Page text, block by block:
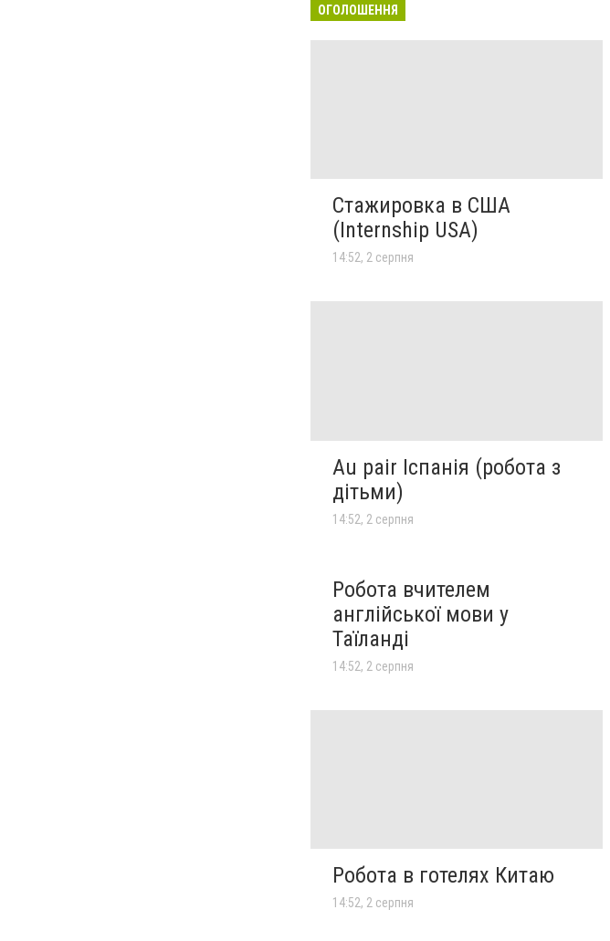
ОГОЛОШЕННЯ
Стажировка в США
(Internship USA)
14:52, 2 серпня
Au pair Іспанія (робота з
дітьми)
14:52, 2 серпня
Робота вчителем
англійської мови у
Таїланді
14:52, 2 серпня
Робота в готелях Китаю
14:52, 2 серпня